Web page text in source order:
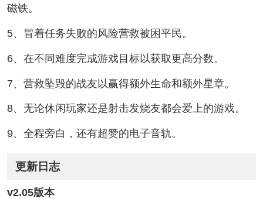
磁铁。
5、冒着任务失败的风险营救被困平民。
6、在不同难度完成游戏目标以获取更高分数。
7、营救坠毁的战友以赢得额外生命和额外星章。
8、无论休闲玩家还是射击发烧友都会爱上的游戏。
9、全程旁白，还有超赞的电子音轨。
更新日志
v2.05版本